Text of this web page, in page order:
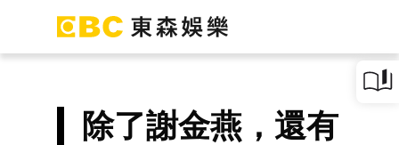
除了謝金燕，還有